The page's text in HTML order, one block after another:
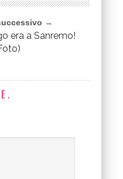
→
era a Sanremo!